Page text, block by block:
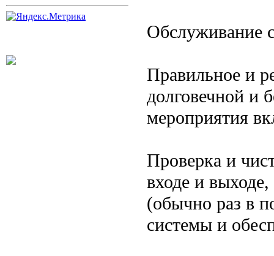
Обслуживание
Правильное и
долговечной и
мероприятия
Проверка и
входе и
(обычно раз в
системы и